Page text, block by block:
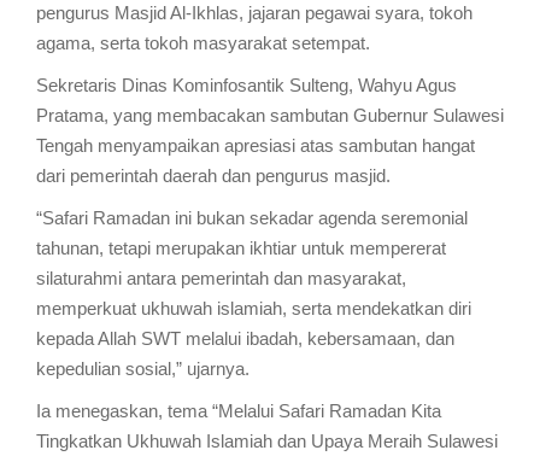
pengurus Masjid Al-Ikhlas, jajaran pegawai syara, tokoh
agama, serta tokoh masyarakat setempat.
Sekretaris Dinas Kominfosantik Sulteng, Wahyu Agus
Pratama, yang membacakan sambutan Gubernur Sulawesi
Tengah menyampaikan apresiasi atas sambutan hangat
dari pemerintah daerah dan pengurus masjid.
“Safari Ramadan ini bukan sekadar agenda seremonial
tahunan, tetapi merupakan ikhtiar untuk mempererat
silaturahmi antara pemerintah dan masyarakat,
memperkuat ukhuwah islamiah, serta mendekatkan diri
kepada Allah SWT melalui ibadah, kebersamaan, dan
kepedulian sosial,” ujarnya.
Ia menegaskan, tema “Melalui Safari Ramadan Kita
Tingkatkan Ukhuwah Islamiah dan Upaya Meraih Sulawesi